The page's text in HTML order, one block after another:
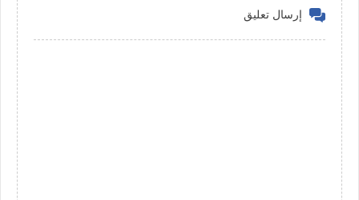
إرسال تعليق